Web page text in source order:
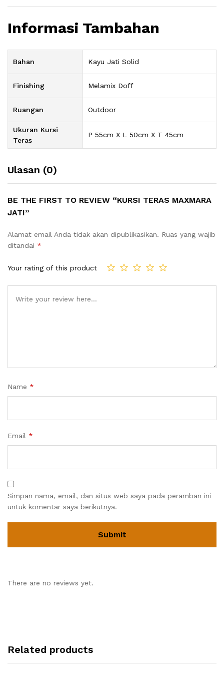
Informasi Tambahan
Bahan Kayu Jati Solid
Finishing Melamix Doff
Ruangan Outdoor
Ukuran Kursi
Teras
P 55cm X L 50cm X T 45cm
Ulasan (0)
BE THE FIRST TO REVIEW “KURSI TERAS MAXMARA
JATI”
Alamat email Anda tidak akan dipublikasikan. Ruas yang wajib
ditandai *
Your rating of this product
Name *
Email *
Simpan nama, email, dan situs web saya pada peramban ini
untuk komentar saya berikutnya.
There are no reviews yet.
Related products